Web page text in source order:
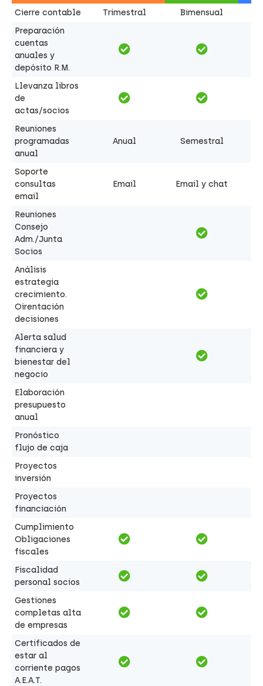
Cierre contable Trimestral
Bimensual
Preparación
cuentas
anuales y
depósito R.M.
Llevanza libros
de
actas/socios
Reuniones
programadas
anual
Anual Semestral
Soporte
consultas
email
Email Email y chat
Reuniones
Consejo
Adm./Junta
Socios
Análisis
estrategia
crecimiento.
Oirentación
decisiones
Alerta salud
financiera y
bienestar del
negocio
Elaboración
presupuesto
anual
Pronóstico
flujo de caja
Proyectos
inversión
Proyectos
financiación
Cumplimiento
Obligaciones
fiscales
Fiscalidad
personal socios
Gestiones
completas alta
de empresas
Certificados de
estar al
corriente pagos
A.E.A.T.